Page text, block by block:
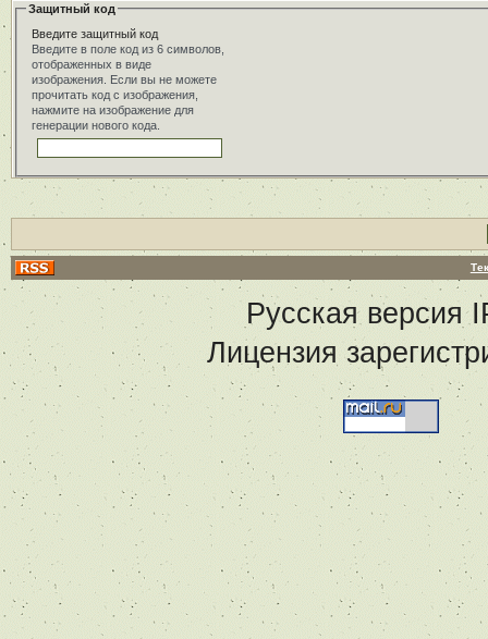
Защитный код
Введите защитный код
Введите в поле код из 6 символов,
отображенных в виде
изображения. Если вы не можете
прочитать код с изображения,
нажмите на изображение для
генерации нового кода.
Русская версия
Лицензия